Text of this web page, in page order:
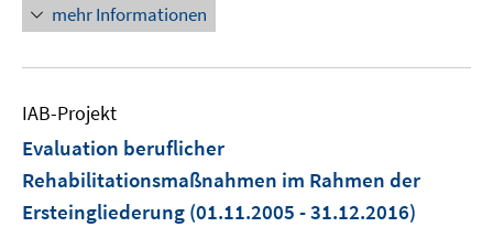
mehr Informationen
IAB-Projekt
Evaluation beruflicher
Rehabilitationsmaßnahmen im Rahmen der
Ersteingliederung (01.11.2005 - 31.12.2016)